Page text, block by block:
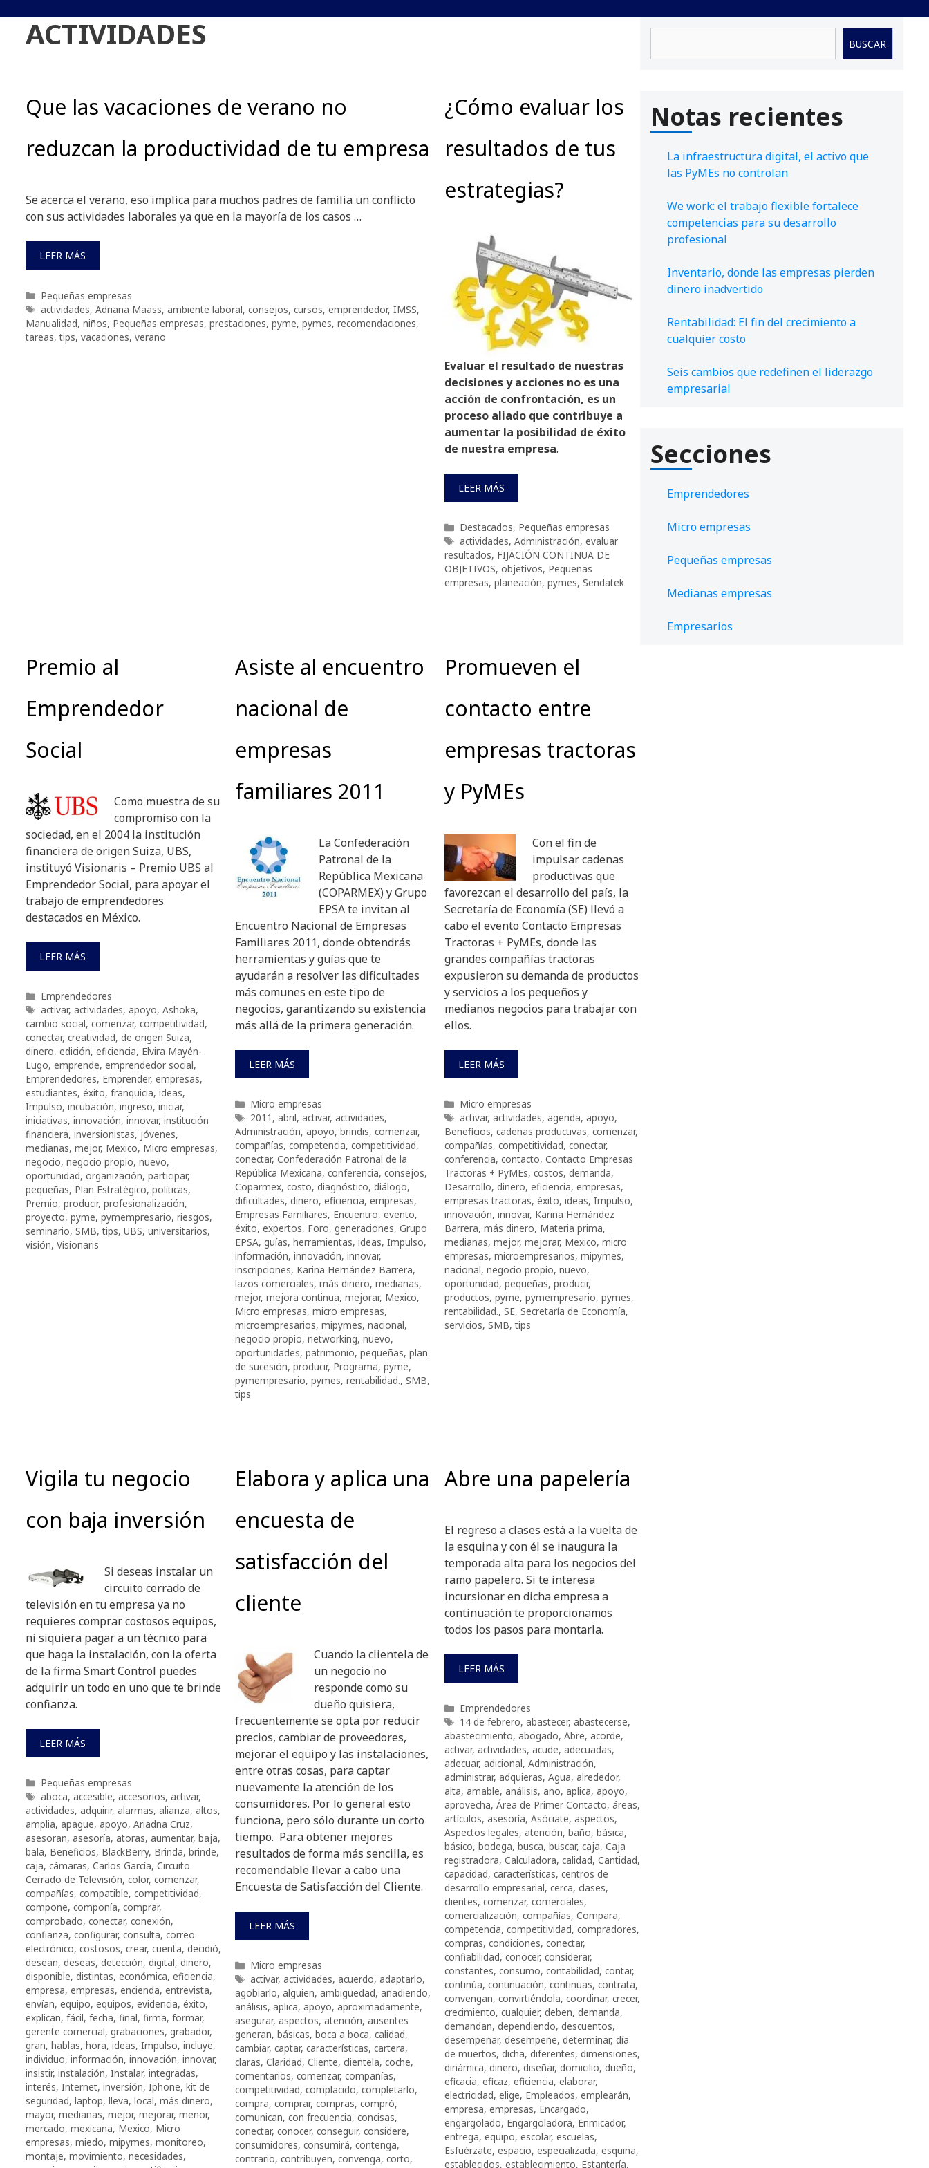
ACTIVIDADES
Que las vacaciones de verano no
reduzcan la productividad de tu empresa
Se acerca el verano, eso implica para muchos padres de familia un conflicto
con sus actividades laborales ya que en la mayoría de los casos …
LEER MÁS
Categorías
Pequeñas empresas
Etiquetas
actividades, Adriana Maass, ambiente laboral, consejos, cursos, emprendedor, IMSS,
Manualidad, niños, Pequeñas empresas, prestaciones, pyme, pymes, recomendaciones,
tareas,tips, vacaciones, verano
¿Cómo evaluar los
resultados de tus
estrategias?
Evaluar el resultado de nuestras
decisiones y acciones no es una
acción de confrontación, es un
proceso aliado que contribuye a
aumentar la posibilidad de éxito
de nuestra empresa.
LEER MÁS
Categorías
Destacados, Pequeñas empresas
Etiquetas
actividades, Administración, evaluar
resultados, FIJACIÓN CONTINUA DE
OBJETIVOS, objetivos, Pequeñas
empresas, planeación, pymes, Sendatek
Premio al
Emprendedor
Social
Como muestra de su
compromiso con la
sociedad, en el 2004 la institución
financiera de origen Suiza, UBS,
instituyó Visionaris – Premio UBS al
Emprendedor Social, para apoyar el
trabajo de emprendedores
destacados en México.
LEER MÁS
Categorías
Emprendedores
Etiquetas
activar, actividades, apoyo, Ashoka,
cambio social, comenzar, competitividad,
conectar, creatividad, de origen Suiza,
dinero, edición, eficiencia, Elvira Mayén-
Lugo, emprende, emprendedor social,
Emprendedores, Emprender, empresas,
estudiantes, éxito, franquicia, ideas,
Impulso, incubación, ingreso, iniciar,
iniciativas, innovación, innovar, institución
financiera, inversionistas, jóvenes,
medianas, mejor, Mexico, Micro empresas,
negocio, negocio propio, nuevo,
oportunidad, organización, participar,
pequeñas, Plan Estratégico, políticas,
Premio, producir, profesionalización,
proyecto, pyme, pymempresario, riesgos,
seminario, SMB,tips, UBS, universitarios,
visión, Visionaris
Asiste al encuentro
nacional de
empresas
familiares 2011
La Confederación
Patronal de la
República Mexicana
(COPARMEX) y Grupo
EPSA te invitan al
Encuentro Nacional de Empresas
Familiares 2011, donde obtendrás
herramientas y guías que te
ayudarán a resolver las dificultades
más comunes en este tipo de
negocios, garantizando su existencia
más allá de la primera generación.
LEER MÁS
Categorías
Micro empresas
Etiquetas
2011 , abril, activar, actividades,
Administración, apoyo, brindis, comenzar,
compañías, competencia, competitividad,
conectar, Confederación Patronal de la
República Mexicana, conferencia, consejos,
Coparmex, costo, diagnóstico, diálogo,
dificultades, dinero, eficiencia, empresas,
Empresas Familiares, Encuentro, evento,
éxito, expertos, Foro, generaciones, Grupo
EPSA, guías, herramientas, ideas, Impulso,
información, innovación, innovar,
inscripciones, Karina Hernández Barrera,
lazos comerciales, más dinero, medianas,
mejor, mejora continua, mejorar, Mexico,
Micro empresas, micro empresas,
microempresarios, mipymes, nacional,
negocio propio, networking, nuevo,
oportunidades, patrimonio, pequeñas, plan
de sucesión, producir, Programa, pyme,
pymempresario, pymes, rentabilidad., SMB,
tips
Promueven el
contacto entre
empresas tractoras
y PyMEs
Con el fin de
impulsar cadenas
productivas que
favorezcan el desarrollo del país, la
Secretaría de Economía (SE) llevó a
cabo el evento Contacto Empresas
Tractoras + PyMEs, donde las
grandes compañías tractoras
expusieron su demanda de productos
y servicios a los pequeños y
medianos negocios para trabajar con
ellos.
LEER MÁS
Categorías
Micro empresas
Etiquetas
activar, actividades, agenda, apoyo,
Beneficios, cadenas productivas, comenzar,
compañías, competitividad, conectar,
conferencia, contacto, Contacto Empresas
Tractoras + PyMEs, costos, demanda,
Desarrollo, dinero, eficiencia, empresas,
empresas tractoras, éxito, ideas, Impulso,
innovación, innovar, Karina Hernández
Barrera, más dinero, Materia prima,
medianas, mejor, mejorar, Mexico, micro
empresas, microempresarios, mipymes,
nacional, negocio propio, nuevo,
oportunidad, pequeñas, producir,
productos, pyme, pymempresario, pymes,
rentabilidad., SE, Secretaría de Economía,
servicios, SMB,tips
Vigila tu negocio
con baja inversión
Si deseas instalar un
circuito cerrado de
televisión en tu empresa ya no
requieres comprar costosos equipos,
ni siquiera pagar a un técnico para
que haga la instalación, con la oferta
de la firma Smart Control puedes
adquirir un todo en uno que te brinde
confianza.
LEER MÁS
Categorías
Pequeñas empresas
Etiquetas
aboca, accesible, accesorios, activar,
actividades, adquirir, alarmas, alianza, altos,
amplia, apague, apoyo, Ariadna Cruz,
asesoran, asesoría, atoras, aumentar, baja,
bala, Beneficios, BlackBerry, Brinda, brinde,
caja, cámaras, Carlos García, Circuito
Cerrado de Televisión, color, comenzar,
compañías, compatible, competitividad,
compone, componía, comprar,
comprobado, conectar, conexión,
confianza, configurar, consulta, correo
electrónico, costosos, crear, cuenta, decidió,
desean, deseas, detección, digital, dinero,
disponible, distintas, económica, eficiencia,
empresa, empresas, encienda, entrevista,
envían, equipo, equipos, evidencia, éxito,
explican, fácil, fecha, final, firma, formar,
gerente comercial, grabaciones, grabador,
gran, hablas, hora, ideas, Impulso, incluye,
individuo, información, innovación, innovar,
insistir, instalación, Instalar, integradas,
interés, Internet, inversión, Iphone, kit de
seguridad, laptop, lleva, local, más dinero,
mayor, medianas, mejor, mejorar, menor,
mercado, mexicana, Mexico, Micro
empresas, miedo, mipymes, monitoreo,
montaje, movimiento, necesidades,
Elabora y aplica una
encuesta de
satisfacción del
cliente
Cuando la clientela de
un negocio no
responde como su
dueño quisiera,
frecuentemente se opta por reducir
precios, cambiar de proveedores,
mejorar el equipo y las instalaciones,
entre otras cosas, para captar
nuevamente la atención de los
consumidores. Por lo general esto
funciona, pero sólo durante un corto
tiempo. Para obtener mejores
resultados de forma más sencilla, es
recomendable llevar a cabo una
Encuesta de Satisfacción del Cliente.
LEER MÁS
Categorías
Micro empresas
Etiquetas
activar, actividades, acuerdo, adaptarlo,
agobiarlo, alguien, ambigüedad, añadiendo,
análisis, aplica, apoyo, aproximadamente,
asegurar, aspectos, atención, ausentes
generan, básicas, boca a boca, calidad,
cambiar, captar, características, cartera,
claras, Claridad, Cliente, clientela, coche,
comentarios, comenzar, compañías,
competitividad, complacido, completarlo,
compra, comprar, compras, compró,
comunican, con frecuencia, concisas,
conectar, conocer, conseguir, considere,
consumidores, consumirá, contenga,
contrario, contribuyen, convenga, corto,
Abre una papelería
El regreso a clases está a la vuelta de
la esquina y con él se inaugura la
temporada alta para los negocios del
ramo papelero. Si te interesa
incursionar en dicha empresa a
continuación te proporcionamos
todos los pasos para montarla.
LEER MÁS
Categorías
Emprendedores
Etiquetas
14 de febrero, abastecer, abastecerse,
abastecimiento, abogado, Abre, acorde,
activar, actividades, acude, adecuadas,
adecuar, adicional, Administración,
administrar, adquieras, Agua, alrededor,
alta, amable, análisis, año, aplica, apoyo,
aprovecha, Área de Primer Contacto, áreas,
artículos, asesoría, Asóciate, aspectos,
Aspectos legales, atención, baño, básica,
básico, bodega, busca, buscar, caja, Caja
registradora, Calculadora, calidad, Cantidad,
capacidad, características, centros de
desarrollo empresarial, cerca, clases,
clientes, comenzar, comerciales,
comercialización, compañías, Compara,
competencia, competitividad, compradores,
compras, condiciones, conectar,
confiabilidad, conocer, considerar,
constantes, consumo, contabilidad, contar,
continúa, continuación, continuas, contrata,
convengan, convirtiéndola, coordinar, crecer,
crecimiento, cualquier, deben, demanda,
demandan, dependiendo, descuentos,
desempeñar, desempeñe, determinar, día
de muertos, dicha, diferentes, dimensiones,
dinámica, dinero, diseñar, domicilio, dueño,
eficacia, eficaz, eficiencia, elaborar,
electricidad, elige, Empleados, emplearán,
empresa, empresas, Encargado,
engargolado, Engargoladora, Enmicador,
entrega, equipo, escolar, escuelas,
Esfuérzate, espacio, especializada, esquina,
establecidos, establecimiento, Estantería,
BUSCAR
Notas recientes
La infraestructura digital, el activo que
las PyMEs no controlan
We work: el trabajo flexible fortalece
competencias para su desarrollo
profesional
Inventario, donde las empresas pierden
dinero inadvertido
Rentabilidad: El fin del crecimiento a
cualquier costo
Seis cambios que redefinen el liderazgo
empresarial
Secciones
Emprendedores
Micro empresas
Pequeñas empresas
Medianas empresas
Empresarios